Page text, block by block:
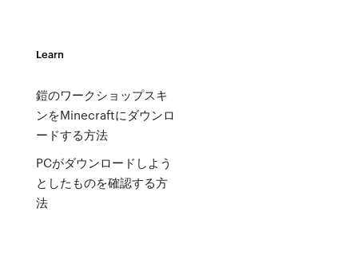
Learn
鎧のワークショップスキ
ンをMinecraftにダウンロ
ードする方法
PCがダウンロードしよう
としたものを確認する方
法